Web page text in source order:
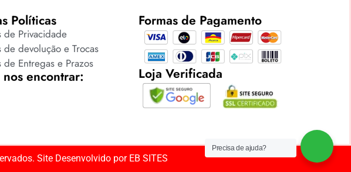
Políticas
de Privacidade
de devolução e Trocas
de Entregas e Prazos
encontrar:
Formas de Pagamento
Loja Verificada
Site Desenvolvido por EB SITES
Precisa de ajuda?